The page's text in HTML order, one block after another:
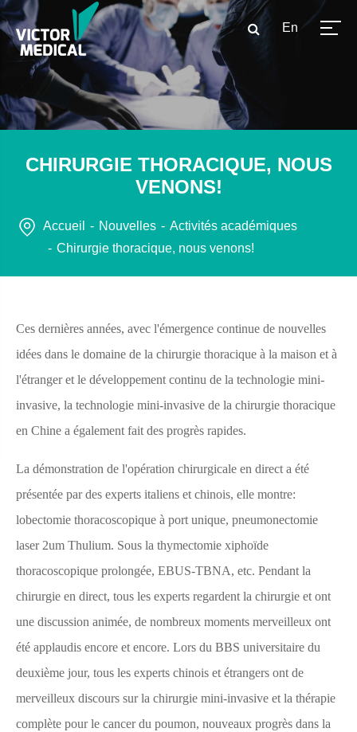
En
CHIRURGIE THORACIQUE, NOUS
VENONS!
Accueil Nouvelles
Activités académiques
Chirurgie thoracique, nous venons!
Ces dernières années, avec l'émergence continue de nouvelles
idées dans le domaine de la chirurgie thoracique à la maison et à
l'étranger et le développement continu de la technologie mini-
invasive, la technologie mini-invasive de la chirurgie thoracique
en Chine a également fait des progrès rapides.
La démonstration de l'opération chirurgicale en direct a été
présentée par des experts italiens et chinois, elle montre:
lobectomie thoracoscopique à port unique, pneumonectomie
laser 2um Thulium. Sous la thymectomie xiphoïde
thoracoscopique prolongée, EBUS-TBNA, etc. Pendant la
chirurgie en direct, tous les experts regardent la chirurgie et ont
une discussion animée, de nombreux moments merveilleux ont
été applaudis encore et encore. Lors du BBS universitaire du
deuxième jour, tous les experts chinois et étrangers ont de
merveilleux discours sur la chirurgie mini-invasive et la thérapie
complète pour le cancer du poumon, nouveaux progrès dans la